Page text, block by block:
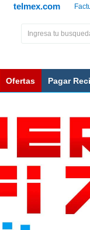
telmex.com
Ofertas Pagar